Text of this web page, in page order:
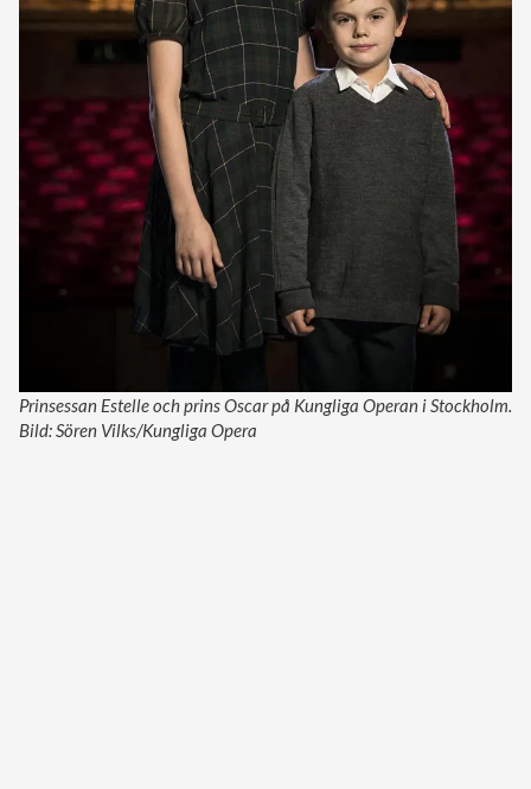
Prinsessan Estelle och prins Oscar på Kungliga Operan i Stockholm.
Bild: Sören Vilks/Kungliga Opera